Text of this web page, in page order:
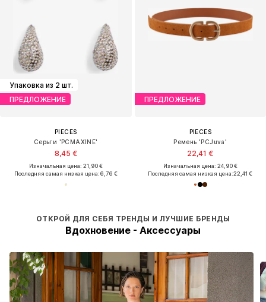
Упаковка из 2 шт.
ПРЕДЛОЖЕНИЕ
PIECES
Серьги 'PCMAXINE'
8,45 €
Изначальная цена: 21,90 €
Последняя самая низкая цена:6,76 €
ПРЕДЛОЖЕНИЕ
PIECES
Ремень 'PCJuva'
22,41 €
Изначальная цена: 24,90 €
Последняя самая низкая цена:22,41 €
ОТКРОЙ ДЛЯ СЕБЯ ТРЕНДЫ И ЛУЧШИЕ БРЕНДЫ
Вдохновение - Аксессуары